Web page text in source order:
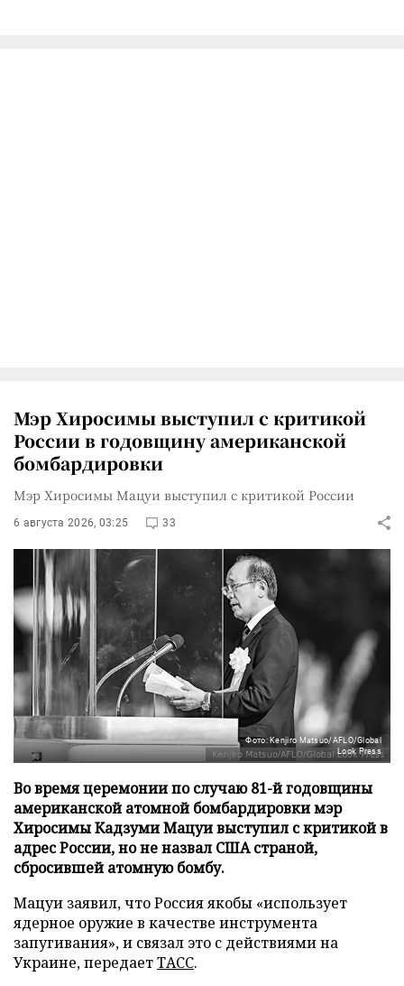
Мэр Хиросимы выступил с критикой
России в годовщину американской
бомбардировки
Мэр Хиросимы Мацуи выступил с критикой России
6 августа 2026, 03:25 33
Фото: Kenjiro Matsuo/AFLO/Global
Look Press
Во время церемонии по случаю 81-й годовщины
американской атомной бомбардировки мэр
Хиросимы Кадзуми Мацуи выступил с критикой в
адрес России, но не назвал США страной,
сбросившей атомную бомбу.
Мацуи заявил, что Россия якобы «использует
ядерное оружие в качестве инструмента
запугивания», и связал это с действиями на
Украине, передаетТАСС.